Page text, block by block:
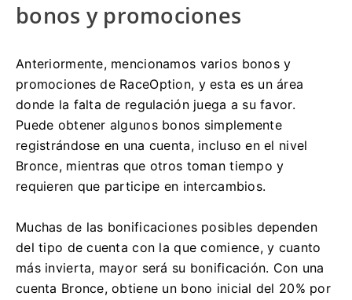
bonos y promociones
Anteriormente, mencionamos varios bonos y
promociones de RaceOption, y esta es un área
donde la falta de regulación juega a su favor.
Puede obtener algunos bonos simplemente
registrándose en una cuenta, incluso en el nivel
Bronce, mientras que otros toman tiempo y
requieren que participe en intercambios.
Muchas de las bonificaciones posibles dependen
del tipo de cuenta con la que comience, y cuanto
más invierta, mayor será su bonificación. Con una
cuenta Bronce, obtiene un bono inicial del 20% por